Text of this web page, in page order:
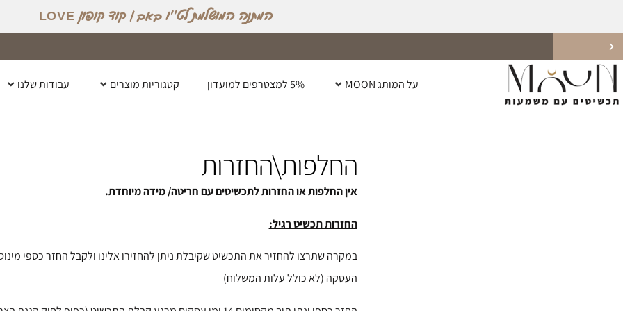
המתנה המושלמת לט׳׳ו באב | קוד קופון LOVE
על המותג MOON 5% למצטרפים למועדון קטגוריות מוצרים עבודות שלנו
החלפות\החזרות
אין החלפות או החזרות לתכשיטים עם חריטה/ מידה מיוחדת.
החזרות תכשיט רגיל:
העסקה (לא כולל עלות המשלוח)